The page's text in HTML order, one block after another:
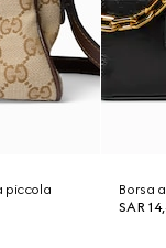
piccola
Borsa
SAR